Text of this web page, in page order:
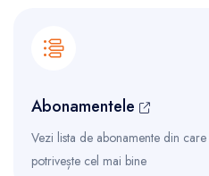
Abonamentele
Vezi lista de abonamente din
potrivește cel mai bine